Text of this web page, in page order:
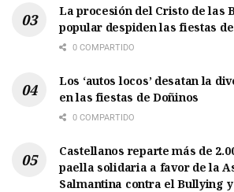
La procesión del Cristo de las
popular despiden las fiestas
0 COMPARTIDO
Los ‘autos locos’ desatan la
en las fiestas de Doñinos
0 COMPARTIDO
Castellanos reparte más de
paella solidaria a favor de la
Salmantina contra el Bullying